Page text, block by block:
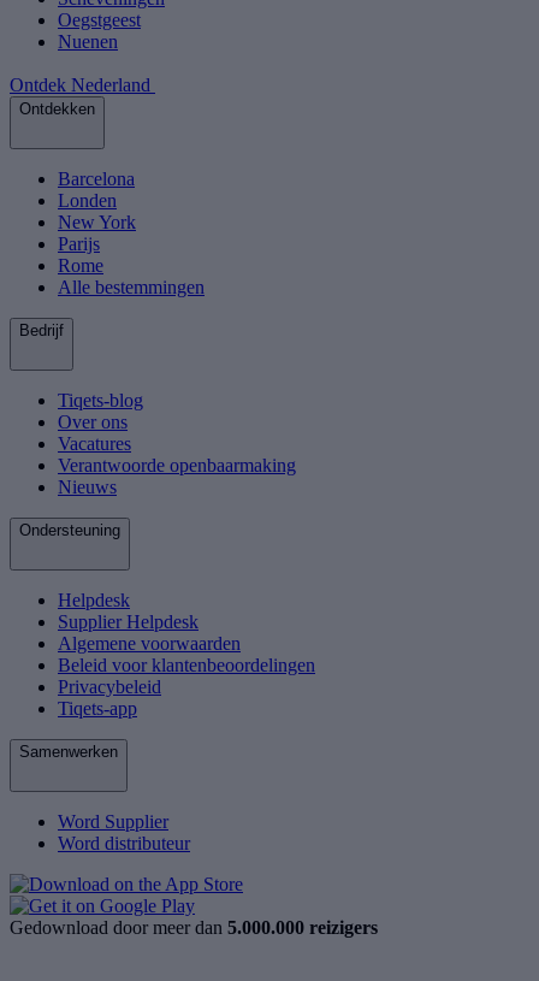
Oegstgeest
Nuenen
Ontdek Nederland
Ontdekken
Barcelona
Londen
New York
Parijs
Rome
Alle bestemmingen
Bedrijf
Tiqets-blog
Over ons
Vacatures
Verantwoorde openbaarmaking
Nieuws
Ondersteuning
Helpdesk
Supplier Helpdesk
Algemene voorwaarden
Beleid voor klantenbeoordelingen
Privacybeleid
Tiqets-app
Samenwerken
Word Supplier
Word distributeur
Gedownload door meer dan 5.000.000 reizigers